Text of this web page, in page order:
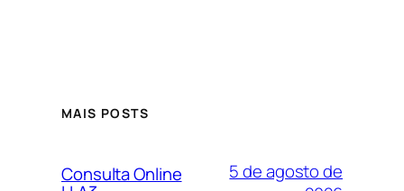
MAIS POSTS
Consulta Online
5 de agosto de